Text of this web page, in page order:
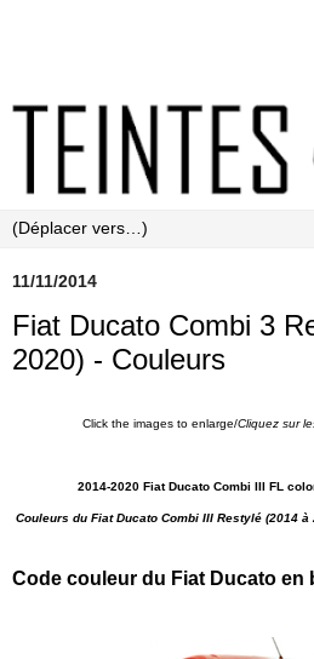
11/11/2014
Fiat Ducato Combi 3
2020) - Couleurs
Click the images to enlarge/Cliquez sur
2014-2020 Fiat Ducato Combi III FL
Couleurs du Fiat Ducato Combi III Restylé (2014 à
Code couleur du Fiat Ducato en